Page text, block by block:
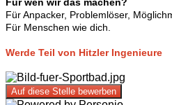
Für Anpacker, Problemlöser,
Für Menschen wie dich.
Werde Teil von Hitzler Ingenieure
Auf diese Stelle bewerben